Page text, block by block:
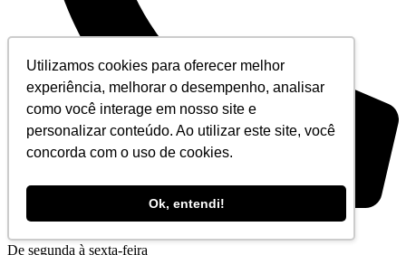
Utilizamos cookies para oferecer melhor
experiência, melhorar o desempenho, analisar
como você interage em nosso site e
personalizar conteúdo. Ao utilizar este site, você
concorda com o uso de cookies.
Ok, entendi!
+55 (21) 3194-5555
De segunda à sexta-feira